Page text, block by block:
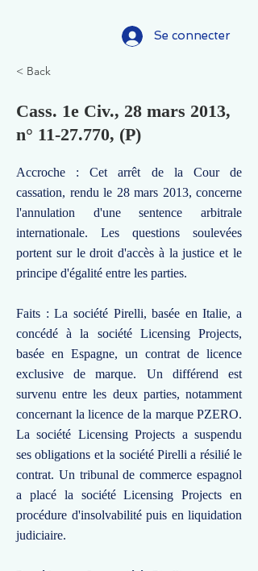
Se connecter
< Back
Cass. 1e Civ., 28 mars 2013,
n° 11-27.770, (P)
Accroche : Cet arrêt de la Cour de
cassation, rendu le 28 mars 2013, concerne
l'annulation d'une sentence arbitrale
internationale. Les questions soulevées
portent sur le droit d'accès à la justice et le
principe d'égalité entre les parties.
Faits : La société Pirelli, basée en Italie, a
concédé à la société Licensing Projects,
basée en Espagne, un contrat de licence
exclusive de marque. Un différend est
survenu entre les deux parties, notamment
concernant la licence de la marque PZERO.
La société Licensing Projects a suspendu
ses obligations et la société Pirelli a résilié le
contrat. Un tribunal de commerce espagnol
a placé la société Licensing Projects en
procédure d'insolvabilité puis en liquidation
judiciaire.